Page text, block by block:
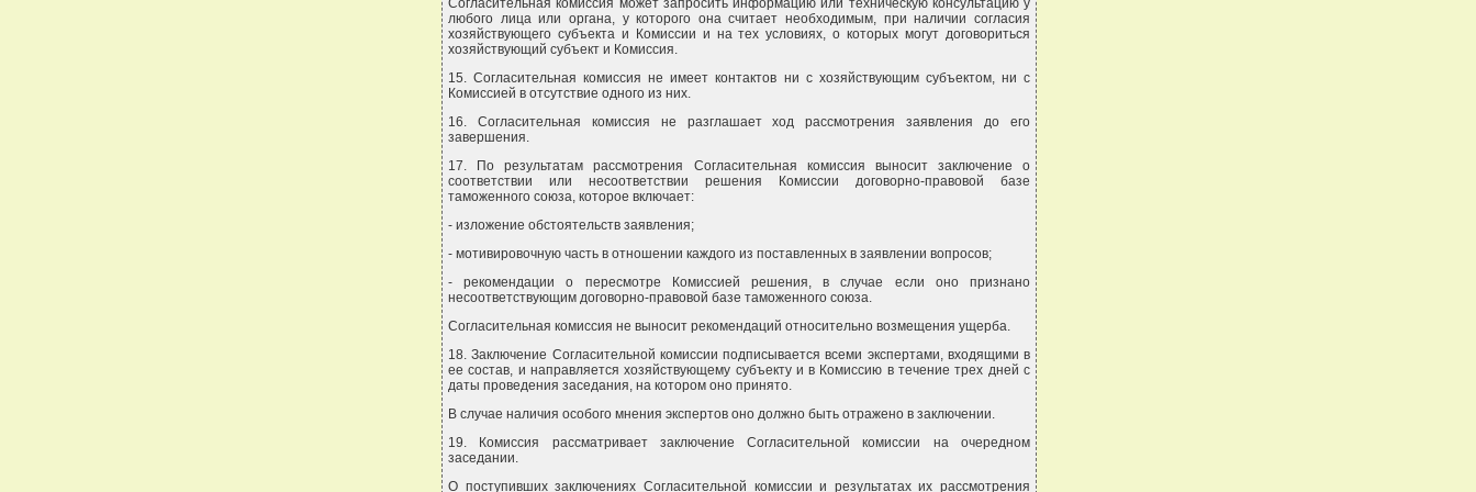
Согласительная комиссия может запросить информацию или техническую консультацию у
любого лица или органа, у которого она считает необходимым, при наличии согласия
хозяйствующего субъекта и Комиссии и на тех условиях, о которых могут договориться
хозяйствующий субъект и Комиссия.
15. Согласительная комиссия не имеет контактов ни с хозяйствующим субъектом, ни с
Комиссией в отсутствие одного из них.
16. Согласительная комиссия не разглашает ход рассмотрения заявления до его
завершения.
17. По результатам рассмотрения Согласительная комиссия выносит заключение о
соответствии или несоответствии решения Комиссии договорно-правовой базе
таможенного союза, которое включает:
- изложение обстоятельств заявления;
- мотивировочную часть в отношении каждого из поставленных в заявлении вопросов;
- рекомендации о пересмотре Комиссией решения, в случае если оно признано
несоответствующим договорно-правовой базе таможенного союза.
Согласительная комиссия не выносит рекомендаций относительно возмещения ущерба.
18. Заключение Согласительной комиссии подписывается всеми экспертами, входящими в
ее состав, и направляется хозяйствующему субъекту и в Комиссию в течение трех дней с
даты проведения заседания, на котором оно принято.
В случае наличия особого мнения экспертов оно должно быть отражено в заключении.
19. Комиссия рассматривает заключение Согласительной комиссии на очередном
заседании.
О поступивших заключениях Согласительной комиссии и результатах их рассмотрения